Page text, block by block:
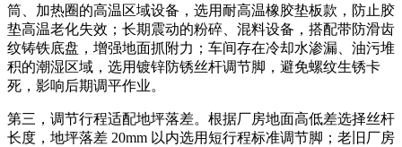
筒、加热圈的高温区域设备，选用耐高温橡胶垫板款，防止胶
垫高温老化失效；长期震动的粉碎、混料设备，搭配带防滑齿
纹铸铁底盘，增强地面抓附力；车间存在冷却水渗漏、油污堆
积的潮湿区域，选用镀锌防锈丝杆调节脚，避免螺纹生锈卡
死，影响后期调平作业。
第三，调节行程适配地坪落差。根据厂房地面高低差选择丝杆
长度，地坪落差 20mm 以内选用短行程标准调节脚；老旧厂房